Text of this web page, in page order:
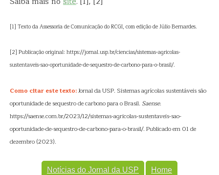
[1] Texto da Assessoria de Comunicação do RCGI, com edição de Júlio Bernardes.
[2] Publicação original: https://jornal.usp.br/ciencias/sistemas-agricolas-
sustentaveis-sao-oportunidade-de-sequestro-de-carbono-para-o-brasil/.
Como citar este texto:Jornal da USP. Sistemas agrícolas sustentáveis são
oportunidade de sequestro de carbono para o Brasil. Saense.
https://saense.com.br/2023/12/sistemas-agricolas-sustentaveis-sao-
oportunidade-de-sequestro-de-carbono-para-o-brasil/. Publicado em 01 de
dezembro (2023).
Notícias do Jornal da USP Home